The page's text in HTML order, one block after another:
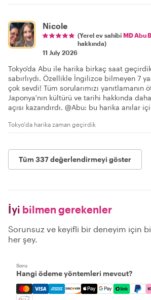
Nicole
(Yerel ev sahibi MD Abu
hakkında)
11 July 2026
Tokyo'da Abu ile harika birkaç saat
sabırlıydı. Özellikle İngilizce bilmeyen 7
çok sevdi! Tüm sorularımızı yanıtlamanın
Japonya'nın kültürü ve tarihi hakkında
açısı kazandırdı. @Abu: bu harika anılar
Tokyo'da harika zaman geçirdik
Tüm 337 değerlendirmeyi göster
İyi bilmen gerekenler
Sorunsuz ve keyifli bir deneyim için
her şey.
Soru
Hangi ödeme yöntemleri mevcut?
Mastercard, Visa, Amex, Discover,